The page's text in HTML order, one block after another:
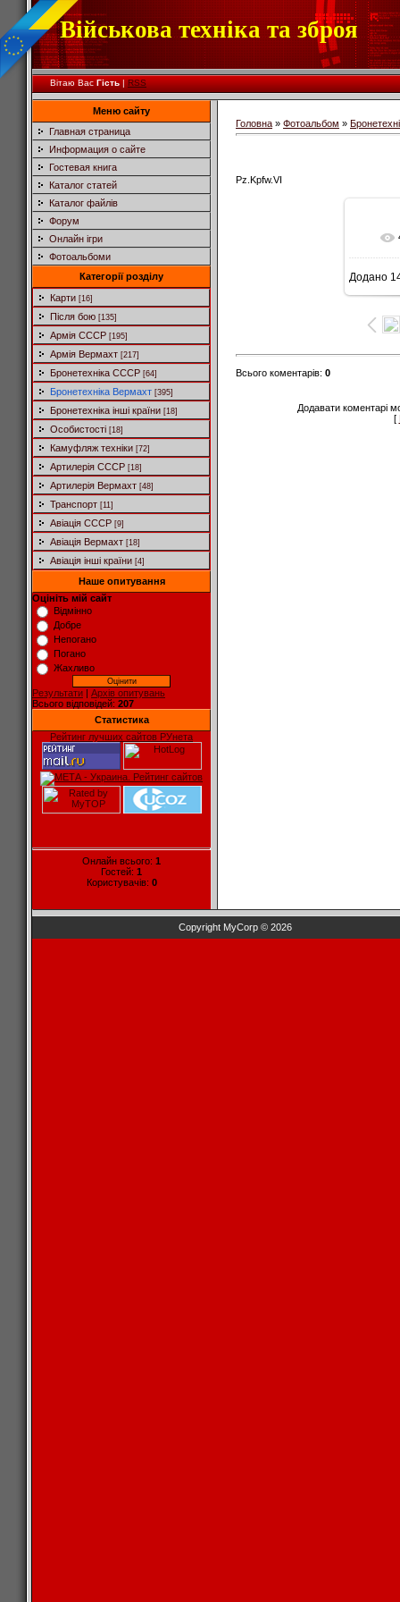
Військова техніка та зброя
Вітаю Вас Гість|RSS
Меню сайту
Главная страница
Информация о сайте
Гостевая книга
Каталог статей
Каталог файлів
Форум
Онлайн ігри
Фотоальбоми
Категорії розділу
Карти [16]
Після бою [135]
Армія СССР [195]
Армія Вермахт [217]
Бронетехніка СССР [64]
Бронетехніка Вермахт [395]
Бронетехніка інші країни [18]
Особистості [18]
Камуфляж техніки [72]
Артилерія СССР [18]
Артилерія Вермахт [48]
Транспорт [11]
Авіація СССР [9]
Авіація Вермахт [18]
Авіація інші країни [4]
Наше опитування
Оцініть мій сайт
Відмінно
Добре
Непогано
Погано
Жахливо
Результати | Архів опитувань
Всього відповідей: 207
Статистика
Рейтинг лучших сайтов РУнета
Онлайн всього: 1
Гостей: 1
Користувачів: 0
Головна » Фотоальбом »
Pz.Kpfw.VI
Додано
Всього коментарів: 0
Додавати коментарі
[
Copyright MyCorp © 2026